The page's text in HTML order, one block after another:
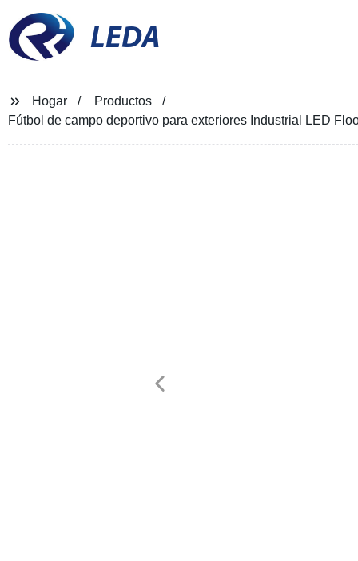
LEDA
Hogar
Productos
Fútbol de campo deportivo para exteriores Industrial LED